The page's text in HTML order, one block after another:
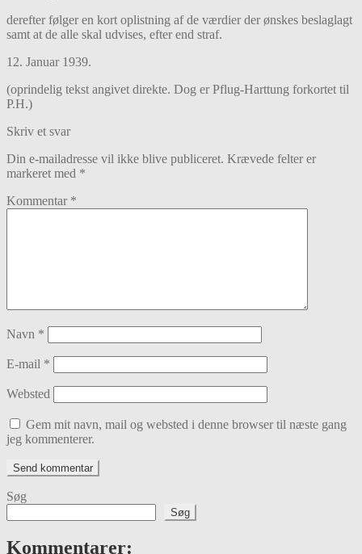
derefter følger en kort oplistning af de værdier der ønskes beslaglagt
samt at de alle skal udvises, efter end straf.
12. Januar 1939.
(oprindelig tekst angivet direkte. Dog er Pflug-Harttung forkortet til
P.H.)
Skriv et svar
Din e-mailadresse vil ikke blive publiceret. Krævede felter er
markeret med *
Kommentar *
Navn *
E-mail *
Websted
Gem mit navn, mail og websted i denne browser til næste gang
jeg kommenterer.
Søg
Søg
Kommentarer: